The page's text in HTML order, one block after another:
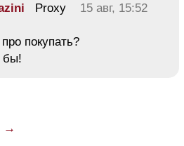
Proxy
15 авг, 15:52
покупать?
бы!
→